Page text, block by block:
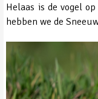
Helaas is de vogel
hebben we de